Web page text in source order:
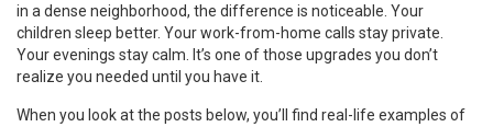
in a dense neighborhood, the difference is noticeable. Your
children sleep better. Your work-from-home calls stay private.
Your evenings stay calm. It’s one of those upgrades you don’t
realize you needed until you have it.
When you look at the posts below, you’ll find real-life examples of